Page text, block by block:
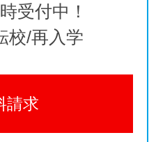
受付中！
校/再入学
請求